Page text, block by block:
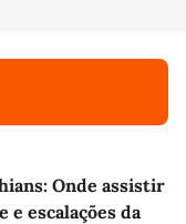
Onde assistir
escalações da